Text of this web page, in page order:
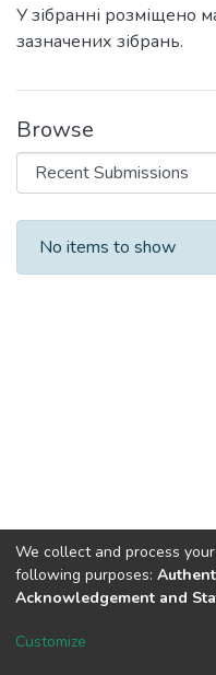
У зібранні розміщено
зазначених зібрань.
Browse
Recent
No items to show
DSpace software
We collect and process
following purposes:
Acknowledgement and
Customize